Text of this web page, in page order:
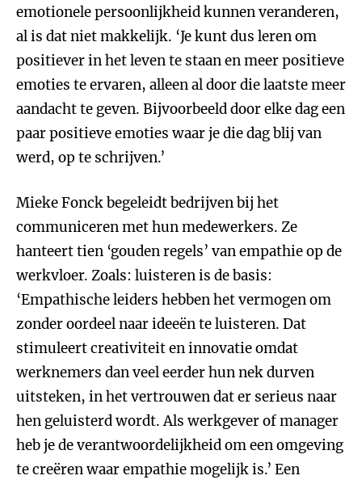
emotionele persoonlijkheid kunnen veranderen,
al is dat niet makkelijk. ‘Je kunt dus leren om
positiever in het leven te staan en meer positieve
emoties te ervaren, alleen al door die laatste meer
aandacht te geven. Bijvoorbeeld door elke dag een
paar positieve emoties waar je die dag blij van
werd, op te schrijven.’
Mieke Fonck begeleidt bedrijven bij het
communiceren met hun medewerkers. Ze
hanteert tien ‘gouden regels’ van empathie op de
werkvloer. Zoals: luisteren is de basis:
‘Empathische leiders hebben het vermogen om
zonder oordeel naar ideeën te luisteren. Dat
stimuleert creativiteit en innovatie omdat
werknemers dan veel eerder hun nek durven
uitsteken, in het vertrouwen dat er serieus naar
hen geluisterd wordt. Als werkgever of manager
heb je de verantwoordelijkheid om een omgeving
te creëren waar empathie mogelijk is.’ Een